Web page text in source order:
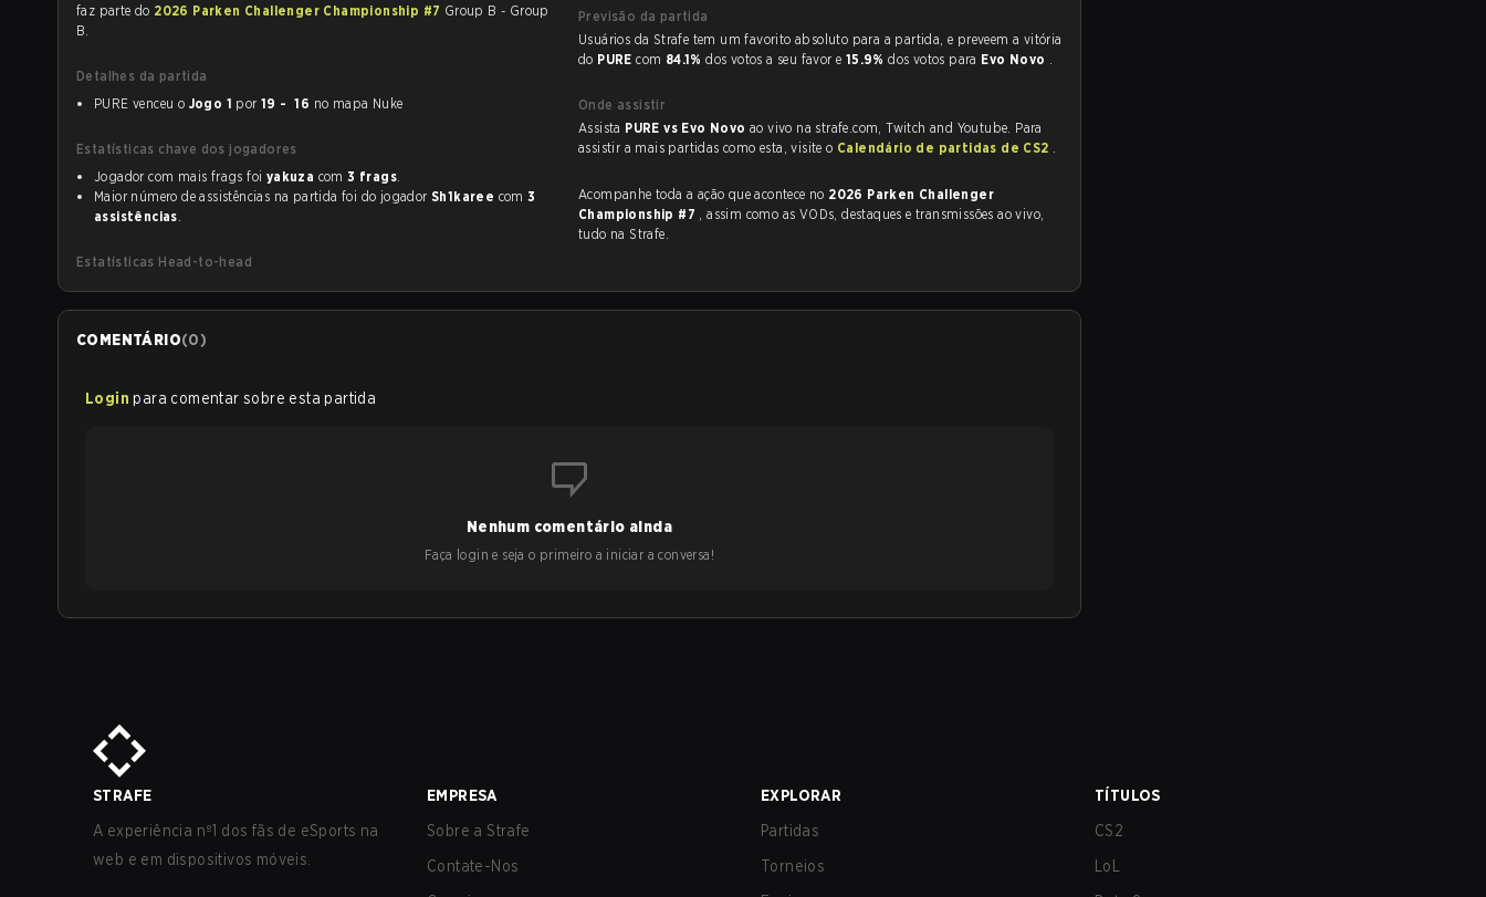
faz parte do 2026 Parken Challenger Championship #7 Group B - Group
B.
Detalhes da partida
PURE venceu o Jogo 1 por 19 - 16 no mapa Nuke
Estatísticas chave dos jogadores
Jogador com mais frags foi yakuza com3 frags.
Maior número de assistências na partida foi do jogador Sh1karee com3
assistências.
Estatísticas Head-to-head
Previsão da partida
Usuários da Strafe tem um favorito absoluto para a partida, e preveem a vitória
do PUREcom 84.1%dos votos a seu favor e 15.9%dos votos para Evo Novo .
Onde assistir
Assista PURE vs Evo Novo ao vivo na strafe.com, Twitch and Youtube. Para
assistir a mais partidas como esta, visite o Calendário de partidas de CS2 .
Acompanhe toda a ação que acontece no 2026 Parken Challenger
Championship #7 , assim como as VODs, destaques e transmissões ao vivo,
tudo na Strafe.
COMENTÁRIO(0)
Login para comentar sobre esta partida
Nenhum comentário ainda
Faça login e seja o primeiro a iniciar a conversa!
STRAFE
A experiência nº1 dos fãs de eSports na
web e em dispositivos móveis.
EMPRESA
Sobre a Strafe
Contate-Nos
EXPLORAR
Partidas
Torneios
TÍTULOS
CS2
LoL